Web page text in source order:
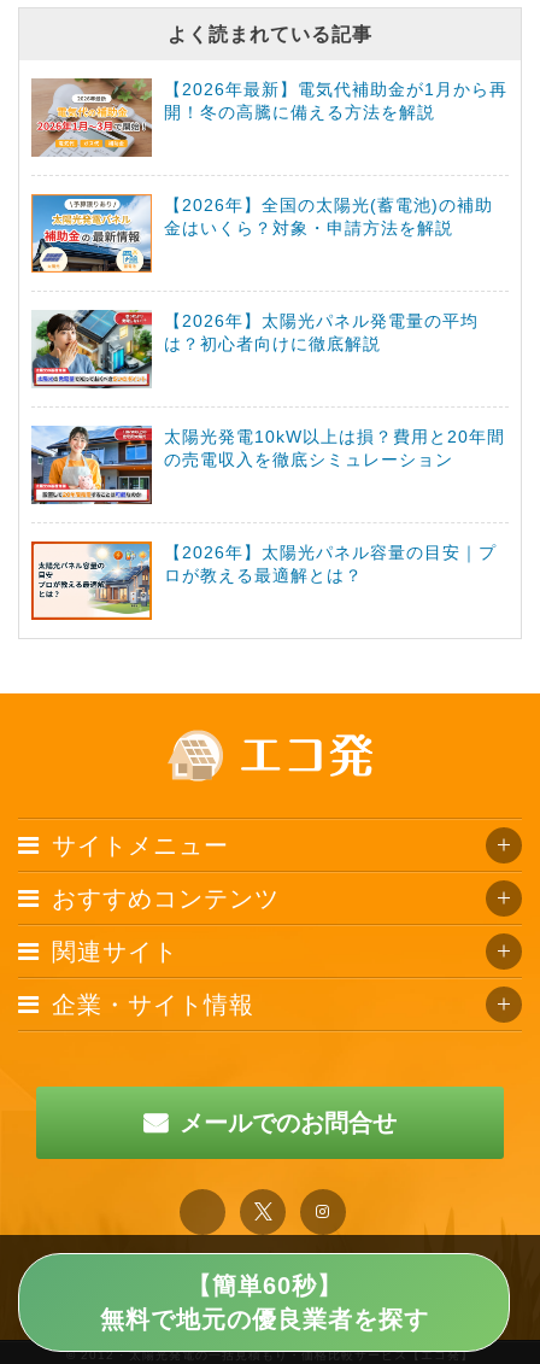
よく読まれている記事
【2026年最新】電気代補助金が1月から再
開！冬の高騰に備える方法を解説
【2026年】全国の太陽光(蓄電池)の補助
金はいくら？対象・申請方法を解説
【2026年】太陽光パネル発電量の平均
は？初心者向けに徹底解説
太陽光発電10kW以上は損？費用と20年間
の売電収入を徹底シミュレーション
【2026年】太陽光パネル容量の目安｜プ
ロが教える最適解とは？
【簡単60秒】
無料で地元の優良業者を探す
サイトメニュー
おすすめコンテンツ
関連サイト
企業・サイト情報
メールでのお問合せ
© 2012 · 太陽光発電の一括見積もり・価格比較サービス【エコ発】